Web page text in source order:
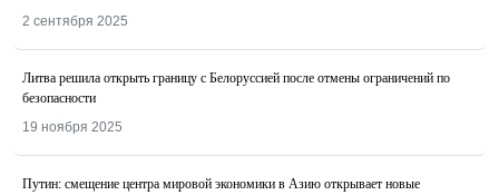
2 сентября 2025
Литва решила открыть границу с Белоруссией после отмены ограничений по
безопасности
19 ноября 2025
Путин: смещение центра мировой экономики в Азию открывает новые